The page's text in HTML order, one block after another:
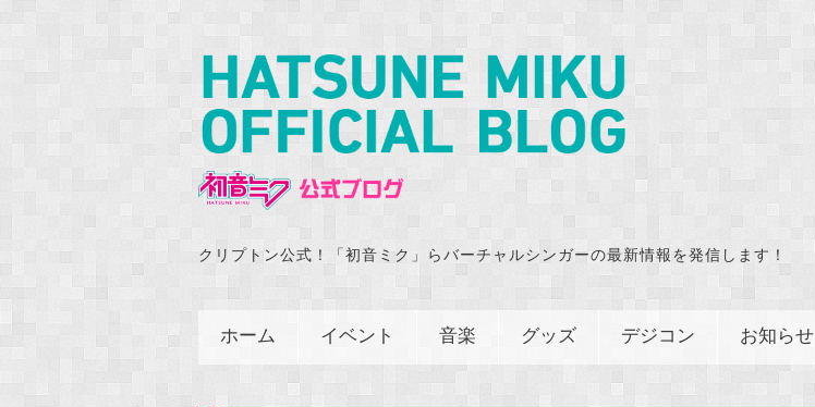
クリプトン公式！「初音ミク」らバーチャルシンガーの最新情報を発信します！
ホーム イベント 音楽 グッズ デジコン お知らせ